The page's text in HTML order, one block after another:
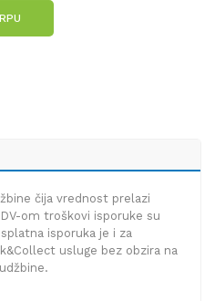
čija vrednost prelazi
om troškovi isporuke su
isporuka je i za
usluge bez obzira na